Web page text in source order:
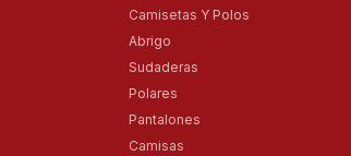
Camisetas Y Polos
Abrigo
Sudaderas
Polares
Pantalones
Camisas